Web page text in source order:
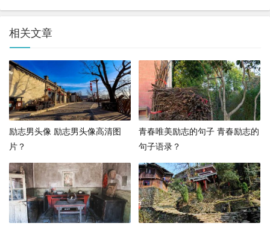
相关文章
励志男头像 励志男头像高清图
片？
青春唯美励志的句子 青春励志的
句子语录？